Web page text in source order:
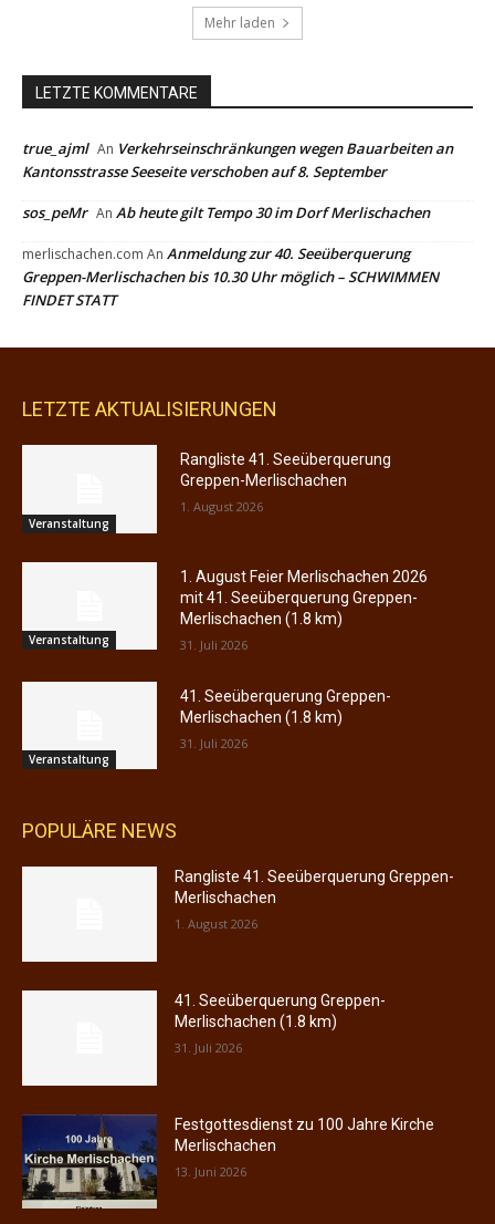
LETZTE AKTUALISIERUNGEN
Veranstaltung
Rangliste 41. Seeüberquerung
Greppen-Merlischachen
1. August 2026
Veranstaltung
1. August Feier Merlischachen 2026
mit 41. Seeüberquerung Greppen-
Merlischachen (1.8 km)
31. Juli 2026
Veranstaltung
41. Seeüberquerung Greppen-
Merlischachen (1.8 km)
31. Juli 2026
POPULÄRE NEWS
Rangliste 41. Seeüberquerung Greppen-
Merlischachen
1. August 2026
41. Seeüberquerung Greppen-
Merlischachen (1.8 km)
31. Juli 2026
Festgottesdienst zu 100 Jahre Kirche
Merlischachen
13. Juni 2026